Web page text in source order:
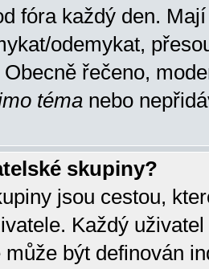
fóra každý den.
odemykat,
řečeno,
téma nebo
skupiny?
jsou cestou,
Každý
může být definován